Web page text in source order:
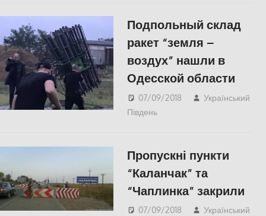
Подпольный склад
ракет “земля –
воздух” нашли в
Одесской области
07/09/2018
Український
Південь
Пропускні пункти
“Каланчак” та
“Чаплинка” закрили
07/09/2018
Український